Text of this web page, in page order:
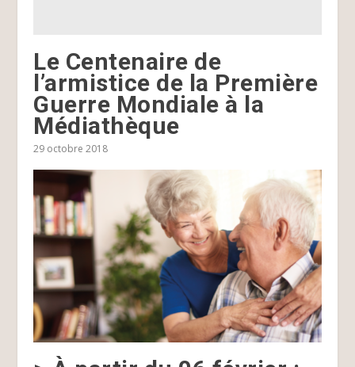
Le Centenaire de
l’armistice de la Première
Guerre Mondiale à la
Médiathèque
29 octobre 2018